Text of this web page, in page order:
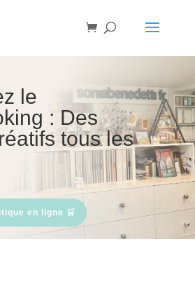
le
: Des
tous les
en ligne 🛒